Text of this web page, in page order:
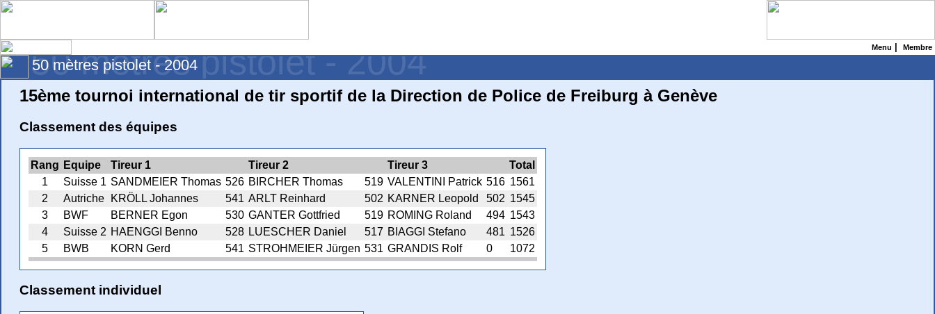
Menu Membre
50 mètres pistolet - 2004
50 mètres pistolet - 2004
15ème tournoi international de tir sportif de la Direction de Police de Freiburg à Genève
Classement des équipes
Rang Equipe Tireur 1 Tireur 2 Tireur 3
Total
1
Suisse 1 SANDMEIER Thomas 526 BIRCHER Thomas 519 VALENTINI Patrick 516 1561
2
Autriche KRÖLL Johannes 541 ARLT Reinhard 502 KARNER Leopold 502 1545
3
BWF BERNER Egon 530 GANTER Gottfried 519 ROMING Roland 494 1543
4
Suisse 2 HAENGGI Benno 528 LUESCHER Daniel 517 BIAGGI Stefano 481 1526
5
BWB KORN Gerd 541 STROHMEIER Jürgen 531 GRANDIS Rolf 0 1072
Classement individuel